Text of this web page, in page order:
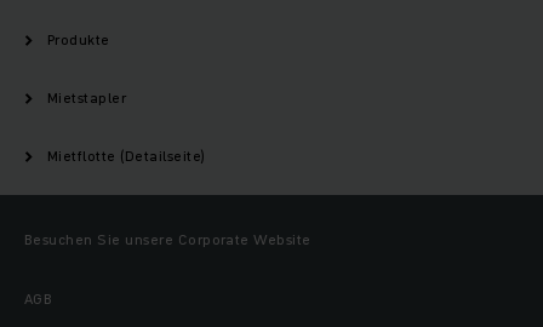
Produkte
Mietstapler
Mietflotte (Detailseite)
Besuchen Sie unsere Corporate Website
AGB